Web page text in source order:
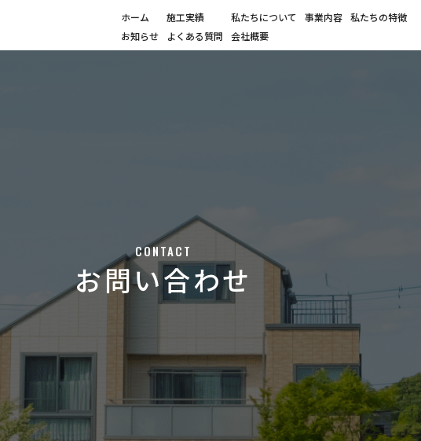
ホーム 施工実績 私たちについて 事業内容 私たちの特徴
お知らせ
よくある質問 会社概要
CONTACT
お問い合わせ